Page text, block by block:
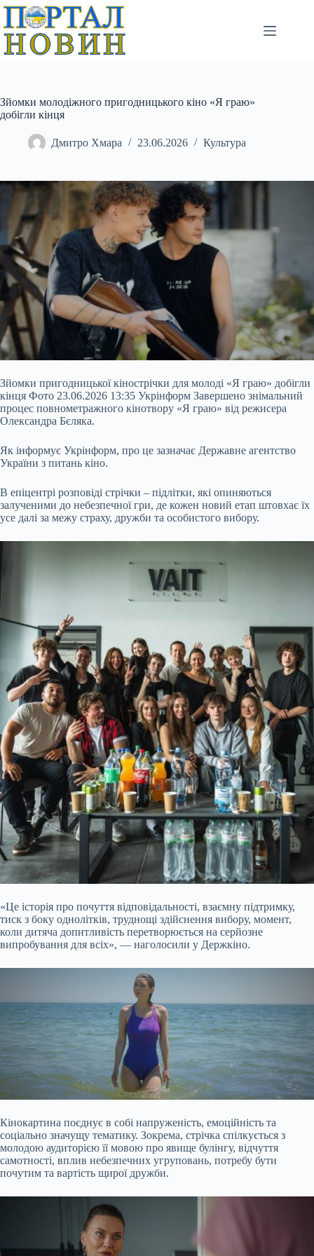
Перейти
вмісту
Зйомки молодіжного пригодницького кіно «Я граю»
добігли кінця
Дмитро Хмара 23.06.2026 Культура
Зйомки пригодницької кінострічки для молоді «Я граю» добігли
кінця Фото 23.06.2026 13:35 Укрінформ Завершено знімальний
процес повнометражного кінотвору «Я граю» від режисера
Олександра Бєляка.
Як інформує Укрінформ, про це зазначає Державне агентство
України з питань кіно.
В епіцентрі розповіді стрічки – підлітки, які опиняються
залученими до небезпечної гри, де кожен новий етап штовхає їх
усе далі за межу страху, дружби та особистого вибору.
«Це історія про почуття відповідальності, взаємну підтримку,
тиск з боку однолітків, труднощі здійснення вибору, момент,
коли дитяча допитливість перетворюється на серйозне
випробування для всіх», — наголосили у Держкіно.
Кінокартина поєднує в собі напруженість, емоційність та
соціально значущу тематику. Зокрема, стрічка спілкується з
молодою аудиторією її мовою про явище булінгу, відчуття
самотності, вплив небезпечних угруповань, потребу бути
почутим та вартість щирої дружби.